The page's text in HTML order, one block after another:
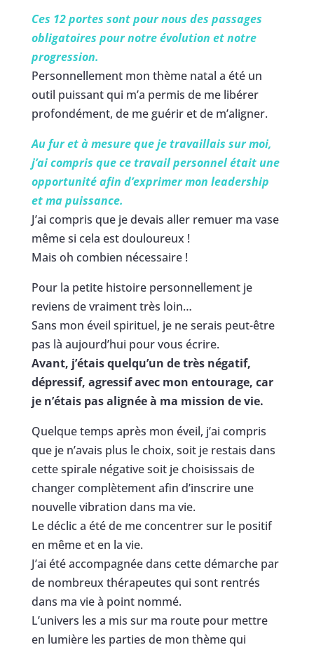
Ces 12 portes sont pour nous des passages
obligatoires pour notre évolution et notre
progression.
Personnellement mon thème natal a été un
outil puissant qui m’a permis de me libérer
profondément, de me guérir et de m’aligner.
Au fur et à mesure que je travaillais sur moi,
j’ai compris que ce travail personnel était une
opportunité afin d’exprimer mon leadership
et ma puissance.
J’ai compris que je devais aller remuer ma vase
même si cela est douloureux !
Mais oh combien nécessaire !
Pour la petite histoire personnellement je
reviens de vraiment très loin…
Sans mon éveil spirituel, je ne serais peut-être
pas là aujourd’hui pour vous écrire.
Avant, j’étais quelqu’un de très négatif,
dépressif, agressif avec mon entourage, car
je n’étais pas alignée à ma mission de vie.
Quelque temps après mon éveil, j’ai compris
que je n’avais plus le choix, soit je restais dans
cette spirale négative soit je choisissais de
changer complètement afin d’inscrire une
nouvelle vibration dans ma vie.
Le déclic a été de me concentrer sur le positif
en même et en la vie.
J’ai été accompagnée dans cette démarche par
de nombreux thérapeutes qui sont rentrés
dans ma vie à point nommé.
L’univers les a mis sur ma route pour mettre
en lumière les parties de mon thème qui